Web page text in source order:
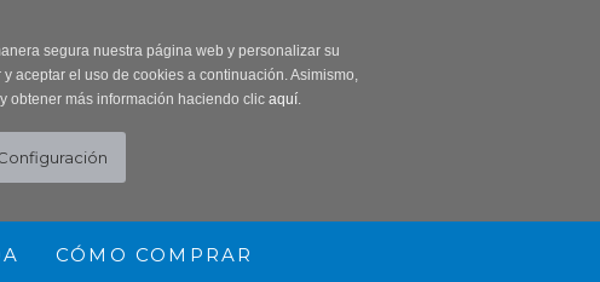
segura nuestra página web y personalizar su
aceptar el uso de cookies a continuación. Asimismo,
y obtener más información haciendo clic aquí.
CÓMO COMPRAR